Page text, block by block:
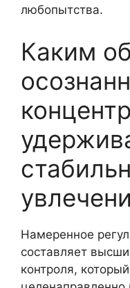
любопытства.
Каким
Намеренное
составляет
контроля,